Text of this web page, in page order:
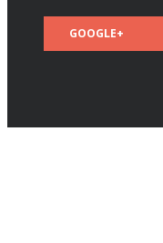
GOOGLE+